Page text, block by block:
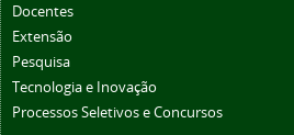
Docentes
Extensão
Pesquisa
Tecnologia e Inovação
Processos Seletivos e Concursos